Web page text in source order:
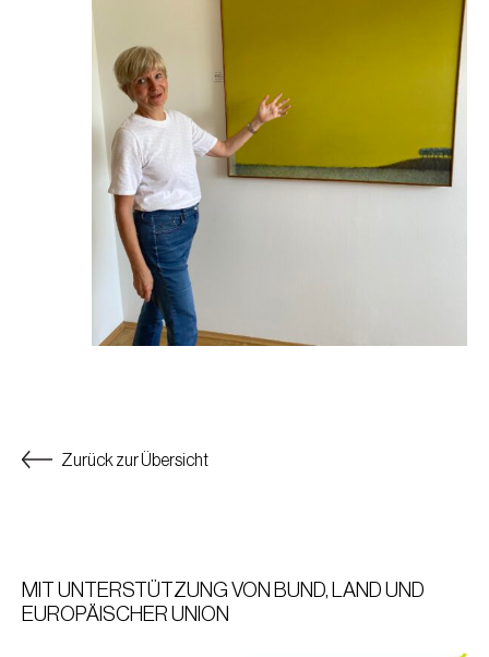
Zurück zur Übersicht
MIT UNTERSTÜTZUNG VON BUND, LAND UND
EUROPÄISCHER UNION